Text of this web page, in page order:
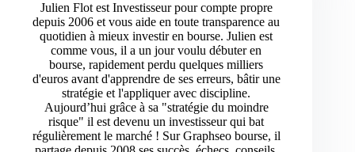
Julien Flot est Investisseur pour compte propre
depuis 2006 et vous aide en toute transparence au
quotidien à mieux investir en bourse. Julien est
comme vous, il a un jour voulu débuter en
bourse, rapidement perdu quelques milliers
d'euros avant d'apprendre de ses erreurs, bâtir une
stratégie et l'appliquer avec discipline.
Aujourd’hui grâce à sa "stratégie du moindre
risque" il est devenu un investisseur qui bat
régulièrement le marché ! Sur Graphseo bourse, il